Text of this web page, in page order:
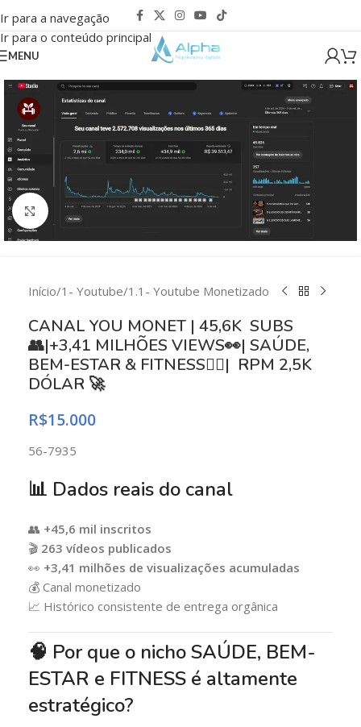
Ir para a navegação
Ir para o conteúdo principal
MENU
Clique para ampliar
Início/1- Youtube/1.1- Youtube Monetizado
CANAL YOU MONET | 45,6K SUBS
👥|+3,41 MILHÕES VIEWS👀| SAÚDE,
BEM-ESTAR & FITNESS🏋️‍♂️| RPM 2,5K
DÓLAR 🚀
R$15.000
56-7935
📊 Dados reais do canal
👥 +45,6 mil inscritos
🎬 263 vídeos publicados
👀 +3,41 milhões de visualizações acumuladas
💰 Canal monetizado
📈 Histórico consistente de entrega orgânica
🧠 Por que o nicho SAÚDE, BEM-
ESTAR e FITNESS é altamente
estratégico?